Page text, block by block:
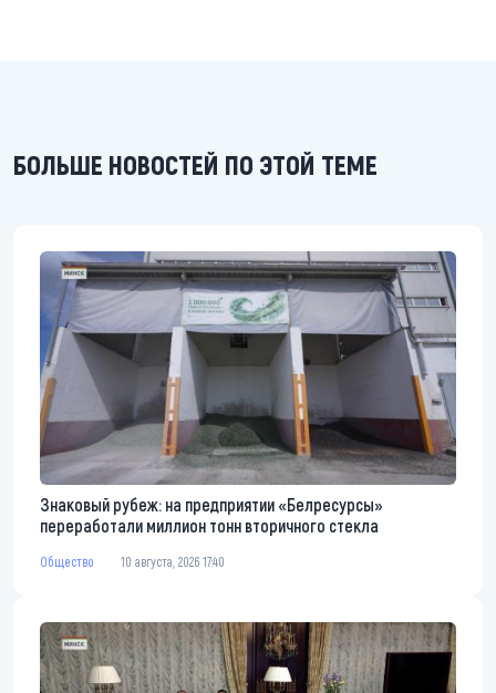
БОЛЬШЕ НОВОСТЕЙ ПО ЭТОЙ ТЕМЕ
Знаковый рубеж: на предприятии «Белресурсы»
переработали миллион тонн вторичного стекла
Общество 10 августа, 2026 17:40